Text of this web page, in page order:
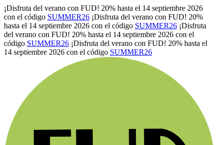
¡Disfruta del verano con FUD! 20% hasta el 14 septiembre 2026
con el código SUMMER26 ¡Disfruta del verano con FUD! 20%
hasta el 14 septiembre 2026 con el código SUMMER26 ¡Disfruta
del verano con FUD! 20% hasta el 14 septiembre 2026 con el
código SUMMER26 ¡Disfruta del verano con FUD! 20% hasta el
14 septiembre 2026 con el código SUMMER26